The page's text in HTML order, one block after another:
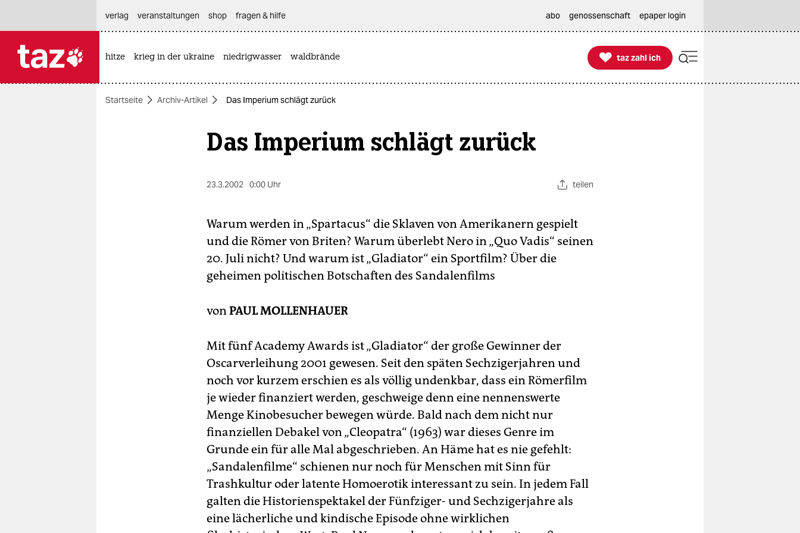
themen
verlag
veranstaltungen shop fragen & hilfe abo genossenschaft epaper login
hitze krieg in der ukraine niedrigwasser waldbrände 
taz zahl ich
taz zahl ich
Startseite Archiv-Artikel Das Imperium schlägt zurück
Das Imperium schlägt zurück
23.3.2002 0:00 Uhr teilen
Warum werden in „Spartacus“ die Sklaven von Amerikanern gespielt
und die Römer von Briten? Warum überlebt Nero in „Quo Vadis“ seinen
20. Juli nicht? Und warum ist „Gladiator“ ein Sportfilm? Über die
geheimen politischen Botschaften des Sandalenfilms
vonPAUL MOLLENHAUER
Mit fünf Academy Awards ist „Gladiator“ der große Gewinner der
Oscarverleihung 2001 gewesen. Seit den späten Sechzigerjahren und
noch vor kurzem erschien es als völlig undenkbar, dass ein Römerfilm
je wieder finanziert werden, geschweige denn eine nennenswerte
Menge Kinobesucher bewegen würde. Bald nach dem nicht nur
finanziellen Debakel von „Cleopatra“ (1963) war dieses Genre im
Grunde ein für alle Mal abgeschrieben. An Häme hat es nie gefehlt:
„Sandalenfilme“ schienen nur noch für Menschen mit Sinn für
Trashkultur oder latente Homoerotik interessant zu sein. In jedem Fall
galten die Historienspektakel der Fünfziger- und Sechzigerjahre als
eine lächerliche und kindische Episode ohne wirklichen